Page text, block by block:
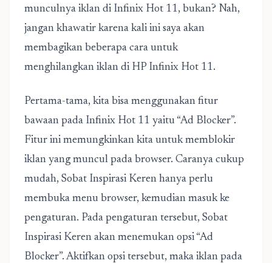
munculnya iklan di Infinix Hot 11, bukan? Nah,
jangan khawatir karena kali ini saya akan
membagikan beberapa cara untuk
menghilangkan iklan di HP Infinix Hot 11.
Pertama-tama, kita bisa menggunakan fitur
bawaan pada Infinix Hot 11 yaitu “Ad Blocker”.
Fitur ini memungkinkan kita untuk memblokir
iklan yang muncul pada browser. Caranya cukup
mudah, Sobat Inspirasi Keren hanya perlu
membuka menu browser, kemudian masuk ke
pengaturan. Pada pengaturan tersebut, Sobat
Inspirasi Keren akan menemukan opsi “Ad
Blocker”. Aktifkan opsi tersebut, maka iklan pada